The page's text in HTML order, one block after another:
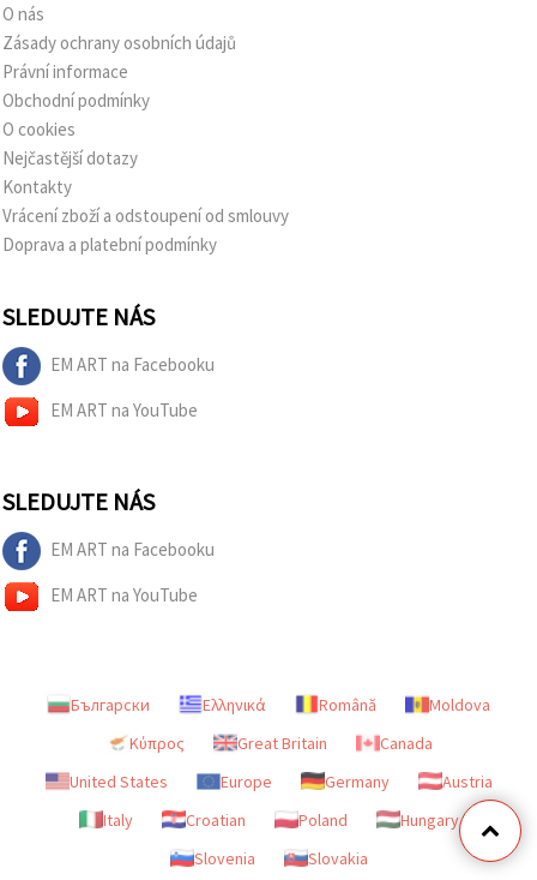
O nás
Zásady ochrany osobních údajů
Právní informace
Obchodní podmínky
O cookies
Nejčastější dotazy
Kontakty
Vrácení zboží a odstoupení od smlouvy
Doprava a platební podmínky
SLEDUJTE NÁS
EM ART na Facebooku
EM ART na YouTube
SLEDUJTE NÁS
EM ART na Facebooku
EM ART na YouTube
Български Ελληνικά Română
Moldova
Κύπρος
Great Britain
Canada
United States
Europe Germany
Austria
Italy
Croatian Poland
Hungary
Slovenia
Slovakia